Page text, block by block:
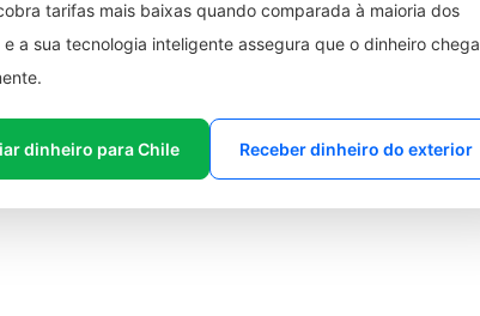
tarifas mais baixas quando comparada à maioria dos
e a sua tecnologia inteligente assegura que o dinheiro chega
dinheiro para Chile Receber dinheiro do exterior